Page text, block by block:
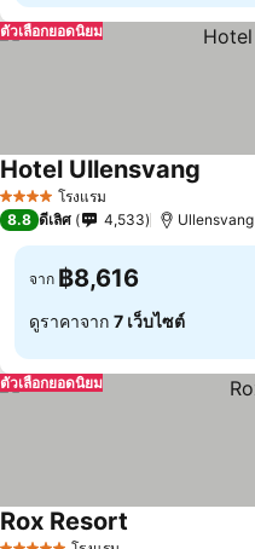
ตัวเลือกยอดนิยม
4 ดาว โรงแรม
Hotel Ullensvang
8.8 ดีเลิศ 4,533 Ullensvang
จาก ฿8,616
ดูราคาจาก 7 เว็บไซต์
ตัวเลือกยอดนิยม
Rox Resort